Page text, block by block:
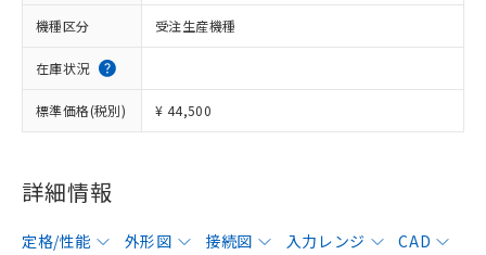
機種区分 受注生産機種
在庫状況
標準価格(税別) ¥ 44,500
詳細情報
定格/性能 外形図 接続図 入力レンジ
CAD